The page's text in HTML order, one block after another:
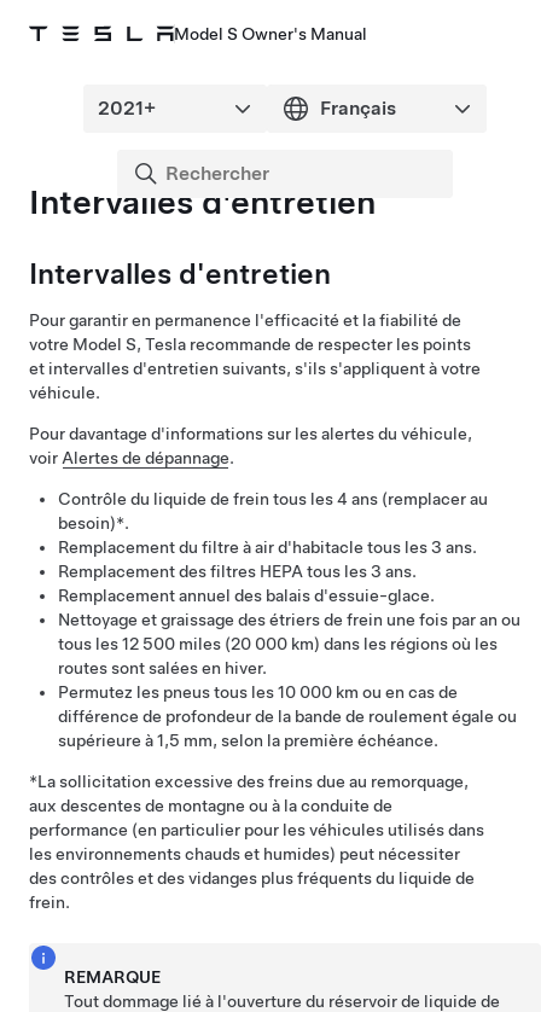
Model S Owner's Manual
Intervalles d'entretien
Intervalles d'entretien
Pour garantir en permanence l'efficacité et la fiabilité de
votre Model S, Tesla recommande de respecter les points
et intervalles d'entretien suivants, s'ils s'appliquent à votre
véhicule.
Pour davantage d'informations sur les alertes du véhicule,
voir Alertes de dépannage.
Contrôle du liquide de frein tous les 4 ans (remplacer au
besoin)*.
Remplacement du filtre à air d'habitacle tous les 3 ans.
Remplacement des filtres HEPA tous les 3 ans.
Remplacement annuel des balais d'essuie-glace.
Nettoyage et graissage des étriers de frein une fois par an ou
tous les 12 500 miles (20 000 km) dans les régions où les
routes sont salées en hiver.
Permutez les pneus tous les10 000 km ou en cas de
différence de profondeur de la bande de roulement égale ou
supérieure à1,5 mm, selon la première échéance.
*La sollicitation excessive des freins due au remorquage,
aux descentes de montagne ou à la conduite de
performance (en particulier pour les véhicules utilisés dans
les environnements chauds et humides) peut nécessiter
des contrôles et des vidanges plus fréquents du liquide de
frein.
REMARQUE
Tout dommage lié à l'ouverture du réservoir de liquide de